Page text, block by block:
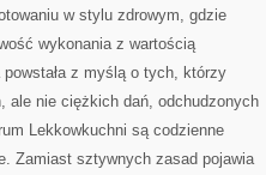
w stylu zdrowym, gdzie
wykonania z wartością
z myślą o tych, którzy
ale nie ciężkich dań, odchudzonych
Lekkowkuchni są codzienne
Zamiast sztywnych zasad pojawia